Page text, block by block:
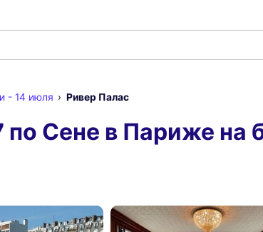
- 14 июля Ривер Палас
Сене в Париже на